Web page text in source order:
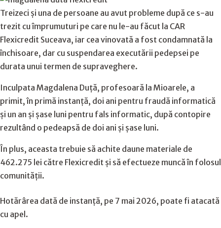
Treizeci și una de persoane au avut probleme după ce s-au
trezit cu împrumuturi pe care nu le-au făcut la CAR
Flexicredit Suceava, iar cea vinovată a fost condamnată la
închisoare, dar cu suspendarea executării pedepsei pe
durata unui termen de supraveghere.
Inculpata Magdalena Duță, profesoară la Mioarele, a
primit, în primă instanță, doi ani pentru fraudă informatică
și un an și șase luni pentru fals informatic, după contopire
rezultând o pedeapsă de doi ani și șase luni.
În plus, aceasta trebuie să achite daune materiale de
462.275 lei către Flexicredit și să efectueze muncă în folosul
comunității.
Hotărârea dată de instanță, pe 7 mai 2026, poate fi atacată
cu apel.